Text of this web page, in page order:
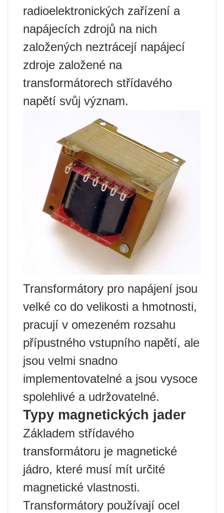
radioelektronických zařízení a
napájecích zdrojů na nich
založených neztrácejí napájecí
zdroje založené na
transformátorech střídavého
napětí svůj význam.
Transformátory pro napájení jsou
velké co do velikosti a hmotnosti,
pracují v omezeném rozsahu
přípustného vstupního napětí, ale
jsou velmi snadno
implementovatelné a jsou vysoce
spolehlivé a udržovatelné.
Typy magnetických jader
Základem střídavého
transformátoru je magnetické
jádro, které musí mít určité
magnetické vlastnosti.
Transformátory používají ocel